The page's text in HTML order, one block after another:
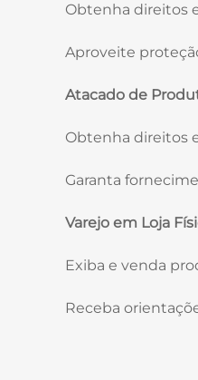
Obtenha direitos
Aproveite
Atacado de
Obtenha direitos
Garanta
Varejo em Loja
Exiba e venda
Receba